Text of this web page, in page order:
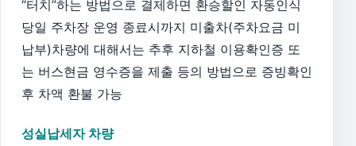
“터치”하는 방법으로 결제하면 환승할인 자동인식
당일 주차장 운영 종료시까지 미출차(주차요금 미
납부)차량에 대해서는 추후 지하철 이용확인증 또
는 버스현금 영수증을 제출 등의 방법으로 증빙확인
후 차액 환불 가능
성실납세자 차량